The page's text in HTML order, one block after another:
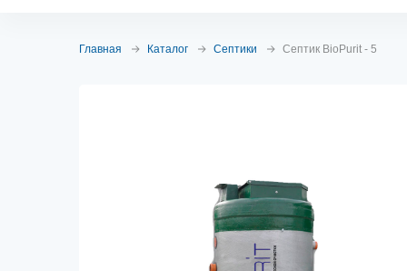
Главная Каталог Септики Септик BioPurit - 5